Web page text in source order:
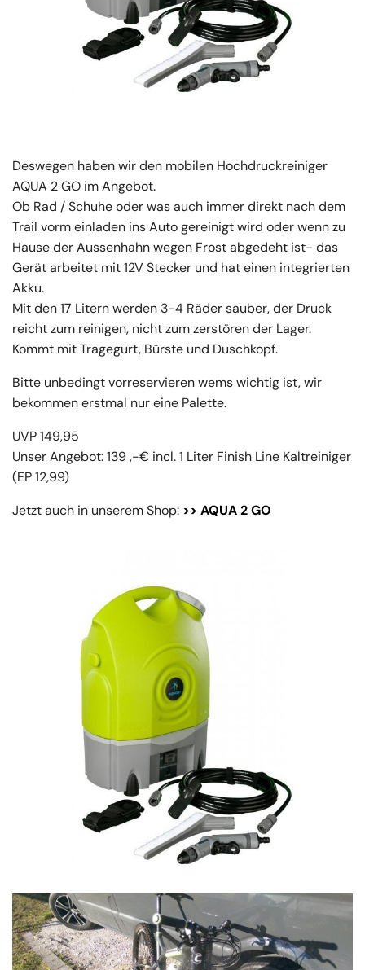
Deswegen haben wir den mobilen Hochdruckreiniger
AQUA 2 GO im Angebot.
Ob Rad / Schuhe oder was auch immer direkt nach dem
Trail vorm einladen ins Auto gereinigt wird oder wenn zu
Hause der Aussenhahn wegen Frost abgedeht ist- das
Gerät arbeitet mit 12V Stecker und hat einen integrierten
Akku.
Mit den 17 Litern werden 3-4 Räder sauber, der Druck
reicht zum reinigen, nicht zum zerstören der Lager.
Kommt mit Tragegurt, Bürste und Duschkopf.
Bitte unbedingt vorreservieren wems wichtig ist, wir
bekommen erstmal nur eine Palette.
UVP 149,95
Unser Angebot: 139 ,-€ incl. 1 Liter Finish Line Kaltreiniger
(EP 12,99)
Jetzt auch in unserem Shop: >> AQUA 2 GO